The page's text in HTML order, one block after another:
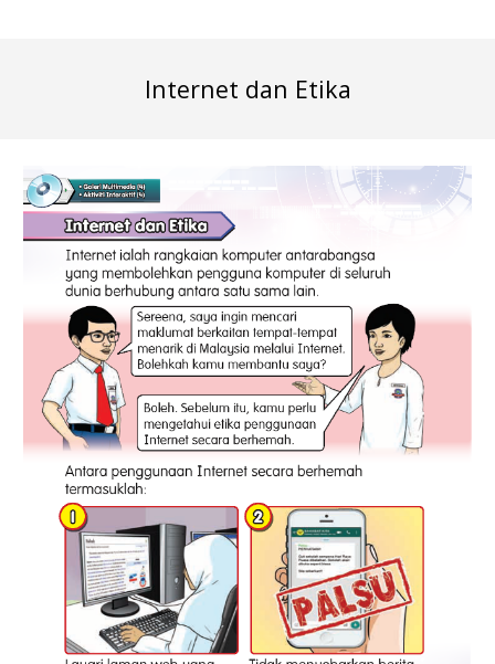
Internet dan Etika